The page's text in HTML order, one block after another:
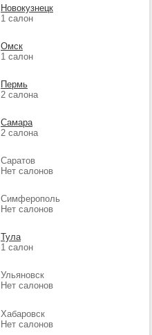
Новокузнецк
1 салон
Омск
1 салон
Пермь
2 салона
Самара
2 салона
Саратов
Нет салонов
Симферополь
Нет салонов
Тула
1 салон
Ульяновск
Нет салонов
Хабаровск
Нет салонов